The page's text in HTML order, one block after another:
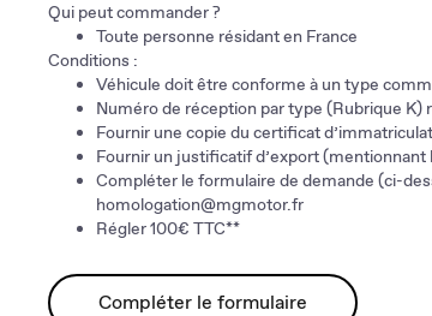
Qui peut commander ?
Toute personne résidant en France
Conditions :
Véhicule doit être conforme à un type
Numéro de réception par type (Rubrique
Fournir une copie du certificat
Fournir un justificatif d’export (mentionnant
Compléter le formulaire de demande (ci-
homologation@mgmotor.fr
Régler 100€ TTC**
Compléter le formulaire